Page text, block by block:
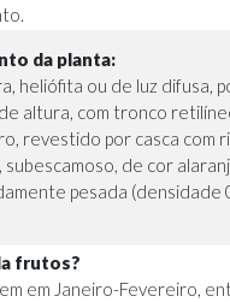
da planta:
heliófita ou de luz difusa,
altura, com tronco
revestido por casca com
de cor
pesada (densidade
frutos?
em Janeiro-Fevereiro,